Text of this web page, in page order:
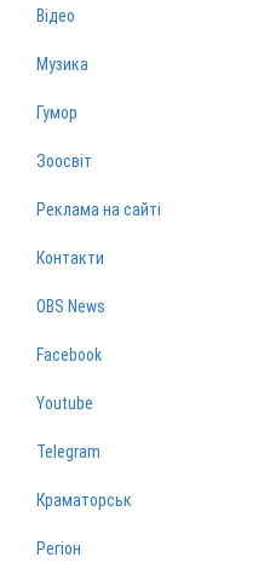
Відео
Музика
Гумор
Зоосвіт
Реклама на сайті
Контакти
OBS News
Facebook
Youtube
Telegram
Краматорськ
Регіон